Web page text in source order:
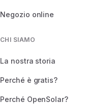
Negozio online
CHI SIAMO
La nostra storia
Perché è gratis?
Perché OpenSolar?